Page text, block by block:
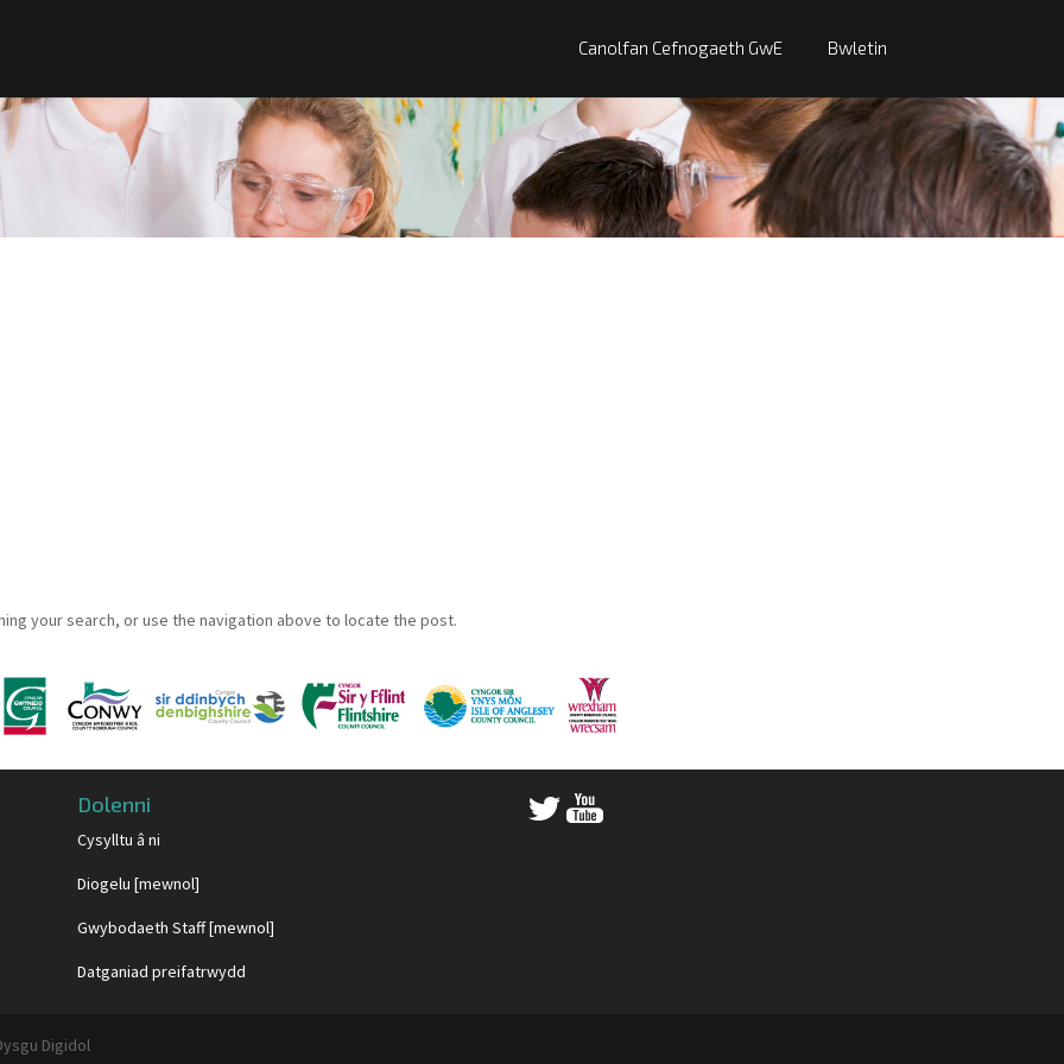
Canolfan Cefnogaeth GwE Bwletin
your search, or use the navigation above to locate the post.
Dolenni
Cysylltu â ni
Diogelu [mewnol]
Gwybodaeth Staff [mewnol]
Datganiad preifatrwydd
Digidol